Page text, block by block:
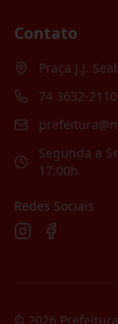
Contato
Praça J.J.
74 3632-2110
Segunda a
17:00h
Redes Sociais
© 2026